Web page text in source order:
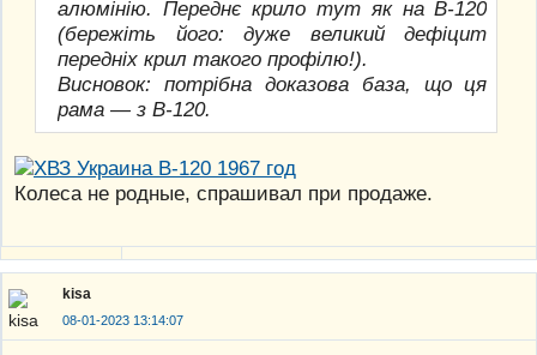
алюмінію. Переднє крило тут як на В-120
(бережіть його: дуже великий дефіцит
передніх крил такого профілю!).
Висновок: потрібна доказова база, що ця
рама — з В-120.
Колеса не родные, спрашивал при продаже.
kisa
08-01-2023 13:14:07